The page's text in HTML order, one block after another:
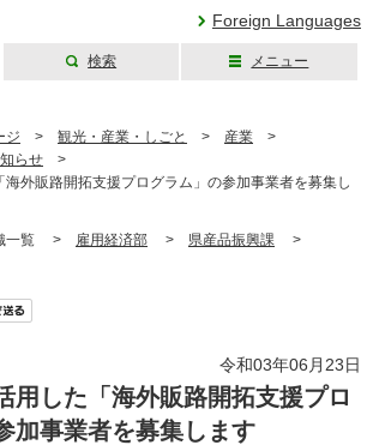
Foreign Languages
検索 メニュー
ジ > 観光・産業・しごと > 産業 >
らせ >
外販路開拓支援プログラム」の参加事業者を募集し
一覧 > 雇用経済部 > 県産品振興課 >
令和03年06月23日
用した「海外販路開拓支援プロ
加事業者を募集します